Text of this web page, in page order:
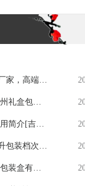
家，高端的
简介[吉彩
包装档次和
装盒有定